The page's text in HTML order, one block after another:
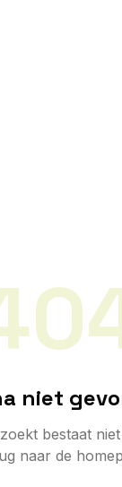
niet
bestaat
naar de